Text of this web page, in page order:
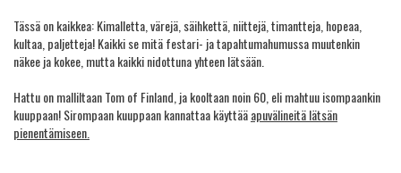
Tässä on kaikkea: Kimalletta, värejä, säihkettä, niittejä, timantteja, hopeaa,
kultaa, paljetteja! Kaikki se mitä festari- ja tapahtumahumussa muutenkin
näkee ja kokee, mutta kaikki nidottuna yhteen lätsään.
Hattu on malliltaan Tom of Finland, ja kooltaan noin 60, eli mahtuu isompaankin
kuuppaan! Sirompaan kuuppaan kannattaa käyttääapuvälineitä lätsän
pienentämiseen.